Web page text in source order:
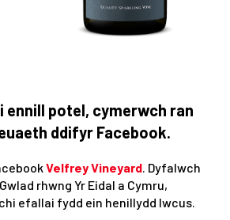
ennill potel, cymerwch ran
ddifyr Facebook.
Velfrey Vineyard. Dyfalwch
rhwng Yr Eidal a Cymru,
efallai fydd ein henillydd lwcus.